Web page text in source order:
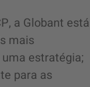
a Globant está
mais
estratégia;
para as